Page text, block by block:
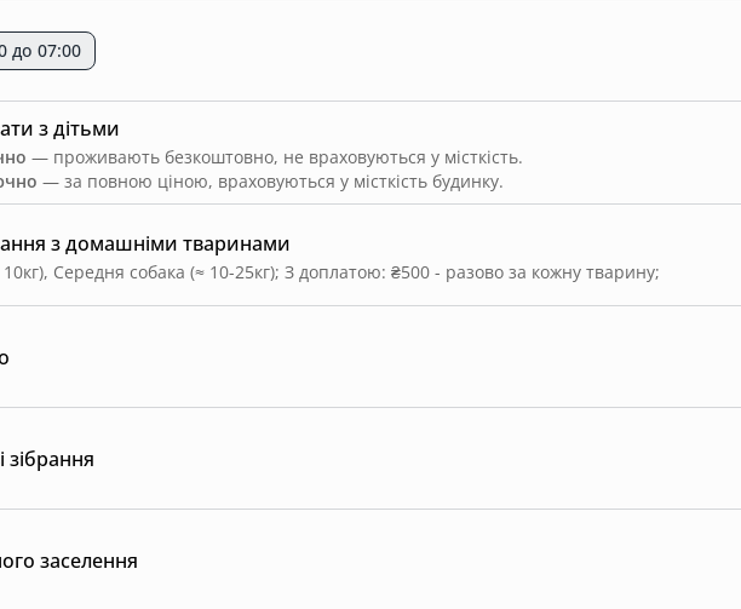
з домашніми тваринами
Середня собака (≈ 10-25кг); З доплатою: ₴500 - разово за кожну тварину;
з дітьми
— проживають безкоштовно, не враховуються у місткість.
— за повною ціною, враховуються у місткість будинку.
до 07:00
зібрання
заселення